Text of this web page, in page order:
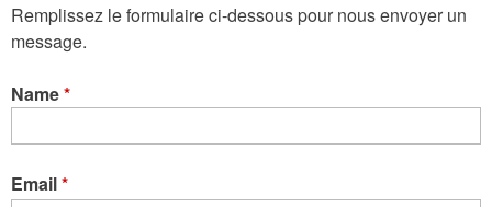
Remplissez le formulaire ci-dessous pour nous envoyer un
message.
Name*
Email*